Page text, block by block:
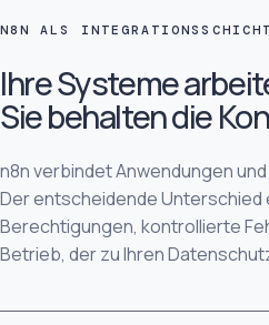
N8N ALS INTEGRATIONSSCHICHT
Ihre Systeme
Sie behalten die
n8n verbindet Anwendungen
Der entscheidende
Berechtigungen, kontrollierte
Betrieb, der zu Ihren